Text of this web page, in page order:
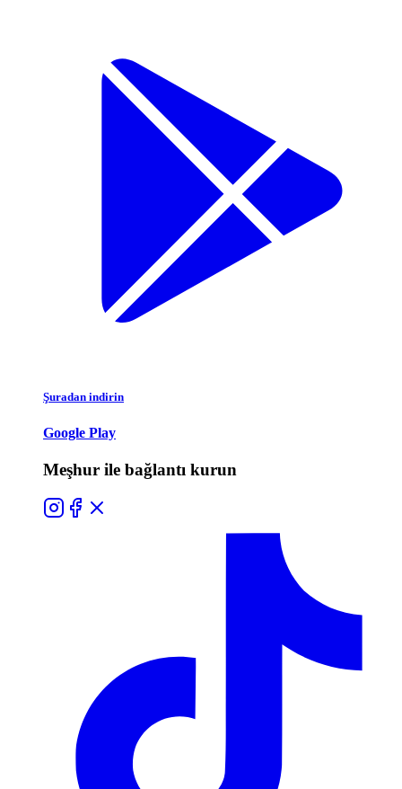
Şuradan indirin
Google Play
Meşhur ile bağlantı kurun